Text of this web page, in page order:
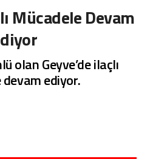
Mücadele Devam
olan Geyve’de ilaçlı
ediyor.